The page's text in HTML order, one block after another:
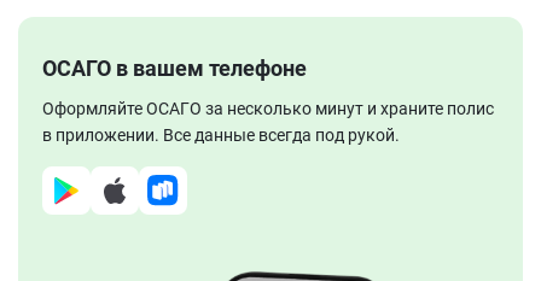
ОСАГО в вашем телефоне
Оформляйте ОСАГО за несколько минут и храните полис
в приложении. Все данные всегда под рукой.